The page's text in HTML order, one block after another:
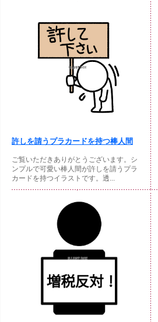
許しを請うプラカードを持つ棒人間
ご覧いただきありがとうございます。シ
ンプルで可愛い棒人間が許しを請うプラ
カードを持つイラストです。透...